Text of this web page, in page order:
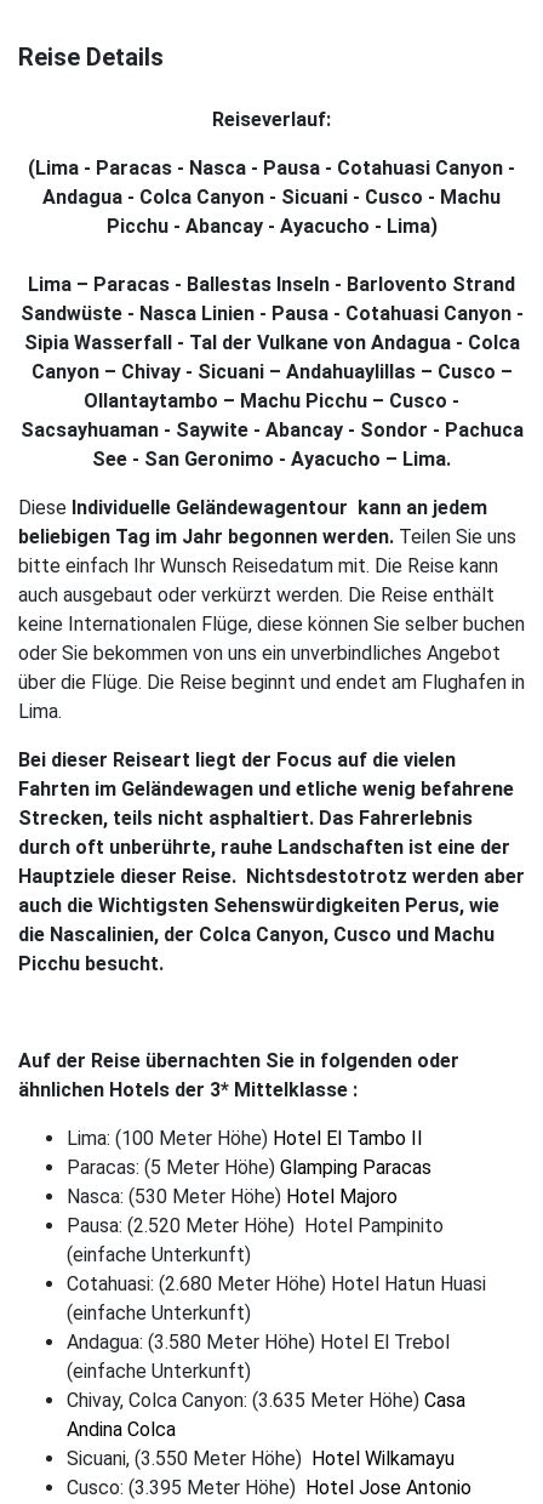
Reisen
anzeigen
Bolivien
Reisen
ansehen
Reisen
ansehen
Ecuador
Reisen
ansehen
Argentinien
Reisen
ansehen
Kolumbien
Reisen
ansehen
Reisen
ansehen
Bolivien
Reisen
ansehen
Reisen
ansehen
Ecuador
Reisen
ansehen
Argentinien
Reisen
anzeigen
Kolumbien
Reisen
ansehen
Service
uns
Bolivien,
Chile
Reiseinformationen
Reiseziele
in
Unterkünfte
Reiseleitung
Versicherungen
Kontakt
Reise Details
Reiseverlauf:
(Lima - Paracas - Nasca - Pausa - Cotahuasi Canyon -
Andagua - Colca Canyon - Sicuani - Cusco - Machu
Picchu - Abancay - Ayacucho - Lima)
Lima – Paracas - Ballestas Inseln - Barlovento Strand
Sandwüste - Nasca Linien - Pausa - Cotahuasi Canyon -
Sipia Wasserfall - Tal der Vulkane von Andagua - Colca
Canyon – Chivay - Sicuani – Andahuaylillas – Cusco –
Ollantaytambo – Machu Picchu – Cusco -
Sacsayhuaman - Saywite - Abancay - Sondor - Pachuca
See - San Geronimo - Ayacucho – Lima.
Diese Individuelle Geländewagentour kann an jedem
beliebigen Tag im Jahr begonnen werden. Teilen Sie uns
bitte einfach Ihr Wunsch Reisedatum mit. Die Reise kann
auch ausgebaut oder verkürzt werden. Die Reise enthält
keine Internationalen Flüge, diese können Sie selber buchen
oder Sie bekommen von uns ein unverbindliches Angebot
über die Flüge. Die Reise beginnt und endet am Flughafen in
Lima.
Bei dieser Reiseart liegt der Focus auf die vielen
Fahrten im Geländewagen und etliche wenig befahrene
Strecken, teils nicht asphaltiert. Das Fahrerlebnis
durch oft unberührte, rauhe Landschaften ist eine der
Hauptziele dieser Reise. Nichtsdestotrotz werden aber
auch die Wichtigsten Sehenswürdigkeiten Perus, wie
die Nascalinien, der Colca Canyon, Cusco und Machu
Picchu besucht.
Auf der Reise übernachten Sie in folgenden oder
ähnlichen Hotels der 3* Mittelklasse :
Lima: (100 Meter Höhe) Hotel El Tambo II
Paracas: (5 Meter Höhe) Glamping Paracas
Nasca: (530 Meter Höhe) Hotel Majoro
Pausa: (2.520 Meter Höhe) Hotel Pampinito
(einfache Unterkunft)
Cotahuasi: (2.680 Meter Höhe) Hotel Hatun Huasi
(einfache Unterkunft)
Andagua: (3.580 Meter Höhe) Hotel El Trebol
(einfache Unterkunft)
Chivay, Colca Canyon: (3.635 Meter Höhe) Casa
Andina Colca
Sicuani, (3.550 Meter Höhe) Hotel Wilkamayu
Cusco: (3.395 Meter Höhe) Hotel Jose Antonio